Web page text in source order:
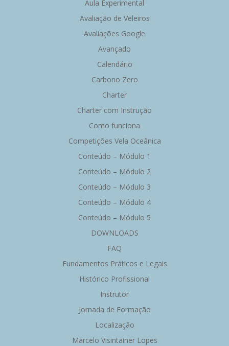
Aula Experimental
Avaliação de Veleiros
Avaliações Google
Avançado
Calendário
Carbono Zero
Charter
Charter com Instrução
Como funciona
Competições Vela Oceânica
Conteúdo – Módulo 1
Conteúdo – Módulo 2
Conteúdo – Módulo 3
Conteúdo – Módulo 4
Conteúdo – Módulo 5
DOWNLOADS
FAQ
Fundamentos Práticos e Legais
Histórico Profissional
Instrutor
Jornada de Formação
Localização
Marcelo Visintainer Lopes